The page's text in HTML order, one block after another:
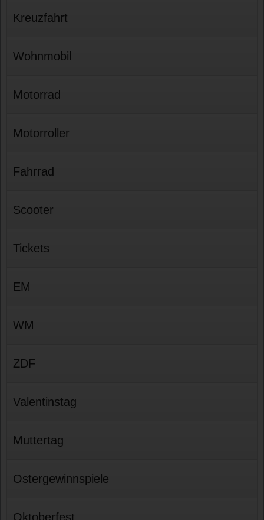
Kreuzfahrt
Wohnmobil
Motorrad
Motorroller
Fahrrad
Scooter
Tickets
EM
WM
ZDF
Valentinstag
Muttertag
Ostergewinnspiele
Oktoberfest